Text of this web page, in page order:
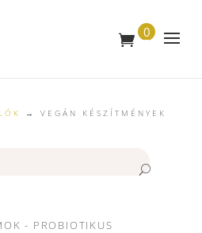
0
T
M
→ VEGÁN KÉSZÍTMÉNYEK
- PROBIOTIKUS